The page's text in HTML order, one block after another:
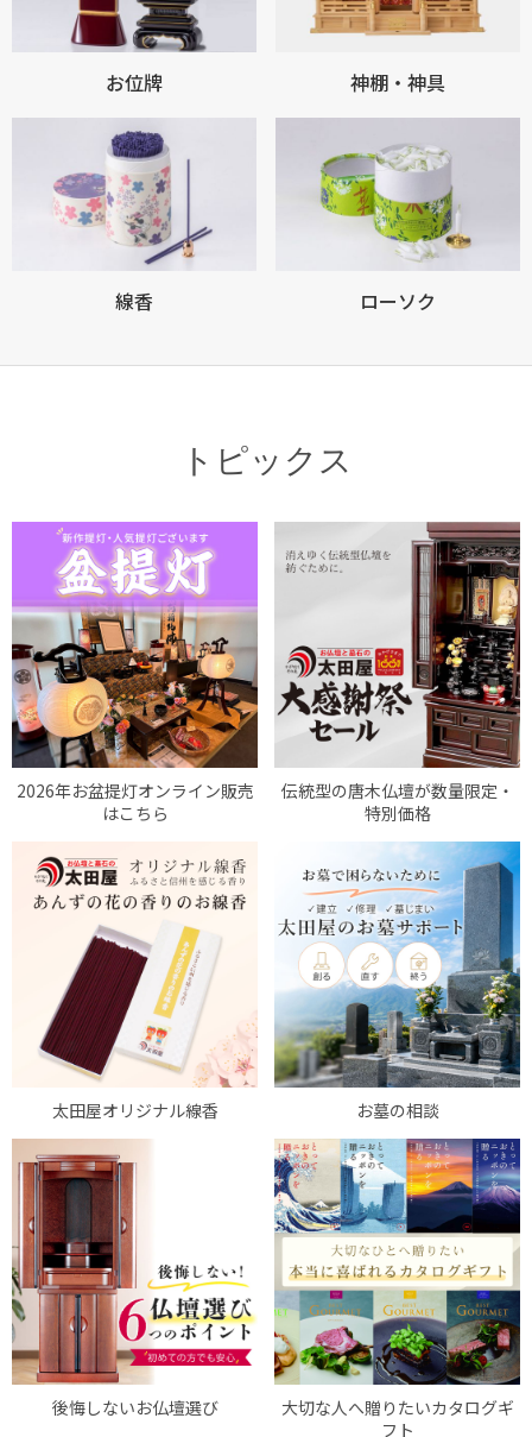
お買い物を続ける
お位牌 神棚・神具
線香 ローソク
トピックス
2026年お盆提灯オンライン販売
はこちら
伝統型の唐木仏壇が数量限定・
特別価格
太田屋オリジナル線香 お墓の相談
後悔しないお仏壇選び
大切な人へ贈りたいカタログギ
フト